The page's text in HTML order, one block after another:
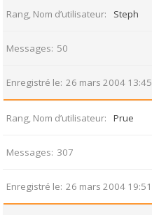
Rang, Nom d’utilisateur Steph
Messages 50
Enregistré le 26 mars 2004 13:45
Rang, Nom d’utilisateur Prue
Messages 307
Enregistré le 26 mars 2004 19:51